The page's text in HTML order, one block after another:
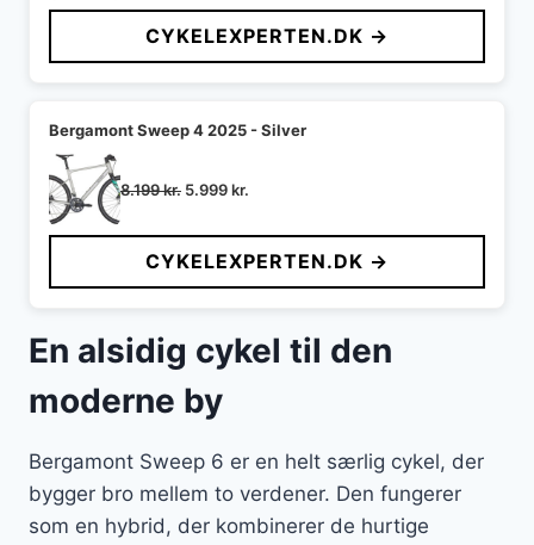
pris
var:
7.599 kr..
pris
er:
4.999 kr..
CYKELEXPERTEN.DK →
Bergamont Sweep 4 2025 - Silver
8.199kr. Den
pris
var:
8.199 kr..
5.999kr.
pris
er:
5.999 kr..
CYKELEXPERTEN.DK →
En alsidig cykel til den
moderne by
Bergamont Sweep 6 er en helt særlig cykel, der
bygger bro mellem to verdener. Den fungerer
som en hybrid, der kombinerer de hurtige